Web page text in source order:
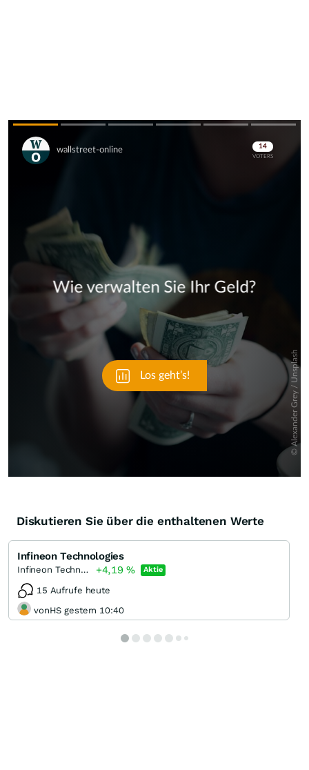
Skip
Diskutieren Sie über die enthaltenen Werte
Infineon Technologies
Infineon Technologies +4,19% Aktie
15 Aufrufe heute
vonHS gestern 10:40